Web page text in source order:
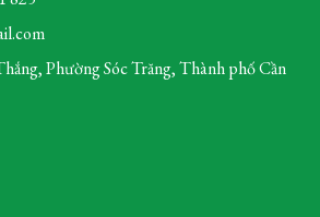
Phường Sóc Trăng,Thành phố Cần